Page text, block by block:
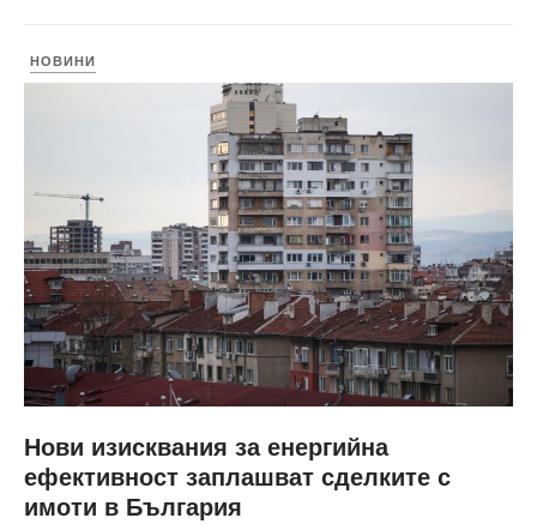
НОВИНИ
Нови изисквания за енергийна
ефективност заплашват сделките с
имоти в България